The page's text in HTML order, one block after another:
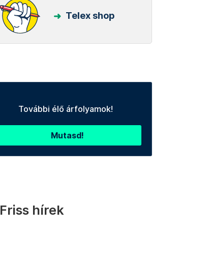
Telex shop
További élő árfolyamok!
Mutasd!
Friss hírek